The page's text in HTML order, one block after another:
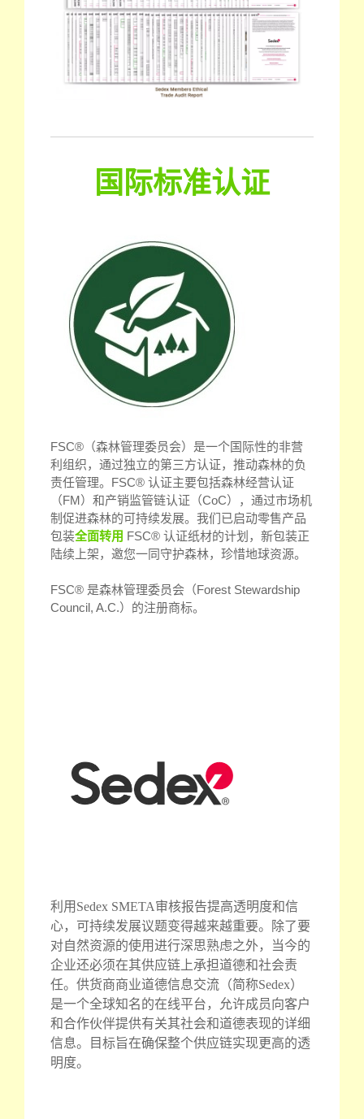
国际标准认证
FSC®（森林管理委员会）是一个国际性的非营
利组织，通过独立的第三方认证，推动森林的负
责任管理。FSC® 认证主要包括森林经营认证
（FM）和产销监管链认证（CoC），通过市场机
制促进森林的可持续发展。我们已启动零售产品
包装全面转用 FSC® 认证纸材的计划，新包装正
陆续上架，邀您一同守护森林，珍惜地球资源。
FSC® 是森林管理委员会（Forest Stewardship
Council, A.C.）的注册商标。
利用Sedex SMETA审核报告提高透明度和信
心，可持续发展议题变得越来越重要。除了要
对自然资源的使用进行深思熟虑之外，当今的
企业还必须在其供应链上承担道德和社会责
任。供货商商业道德信息交流（简称Sedex）
是一个全球知名的在线平台，允许成员向客户
和合作伙伴提供有关其社会和道德表现的详细
信息。目标旨在确保整个供应链实现更高的透
明度。